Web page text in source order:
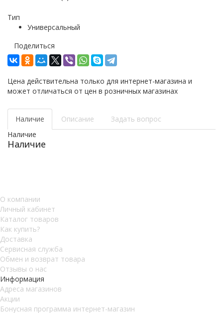
Тип
Универсальный
Поделиться
Цена действительна только для интернет-магазина и
может отличаться от цен в розничных магазинах
Наличие Описание
Задать вопрос
Наличие
Наличие
О компании
Личный кабинет
Каталог товаров
Как купить?
Доставка
Сервисная служба
Обмен и возврат товара
Отзывы о нас
Информация
Адреса магазинов
Акции
Бонусная программа интернет-магазин